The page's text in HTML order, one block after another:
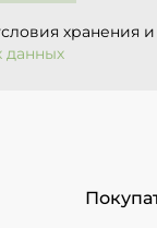
хранения и
данных